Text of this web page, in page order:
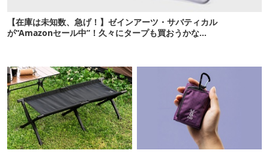
【在庫は未知数、急げ！】ゼインアーツ・サバティカル
が“Amazonセール中”！久々にタープも買おうかな…